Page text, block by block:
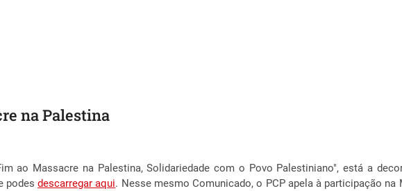
na Palestina
ao Massacre na Palestina, Solidariedade com o Povo Palestiniano", está a
podesdescarregar aqui. Nesse mesmo Comunicado, o PCP apela à participação